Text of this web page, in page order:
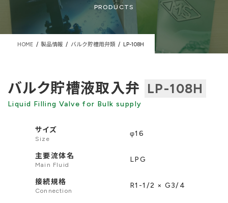
PRODUCTS
HOME 製品情報 バルク貯槽用弁類 LP-108H
バルク貯槽液取入弁 LP-108H
Liquid Filling Valve for Bulk supply
サイズ
Size
φ16
主要流体名
Main Fluid
LPG
接続規格
Connection
R1-1/2 × G3/4